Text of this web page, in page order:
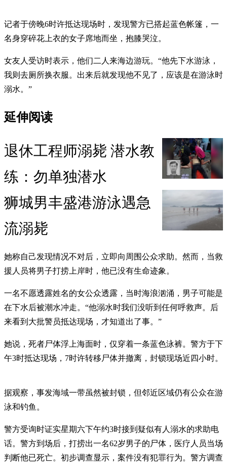
记者于傍晚6时许抵达现场时，发现警方已搭起蓝色帐篷，一
名身穿碎花上衣的女子席地而坐，抱膝哭泣。
女友人受访时表示，他们二人来海边游玩。“他先下水游泳，
我则去厕所换衣服。出来后就发现他不见了，应该是在游泳时
溺水。”
延伸阅读
退休工程师溺毙 潜水教
练：勿单独潜水
狮城男丰盛港游泳遇急
流溺毙
她称自己发现情况不对后，立即向周围公众求助。然而，当救
援人员将男子打捞上岸时，他已没有生命迹象。
一名不愿透露姓名的女公众透露，当时海浪汹涌，男子可能是
在下水后被潮水冲走。“他溺水时我们没听到任何呼救声。后
来看到大批警员抵达现场，才知道出了事。”
她说，死者尸体浮上海面时，仅穿着一条蓝色泳裤。警方于下
午3时抵达现场，7时许转移尸体并撤离，封锁现场近四小时。
据观察，事发海域一带虽然被封锁，但邻近区域仍有公众在游
泳和钓鱼。
警方受询时证实星期六下午约3时接到疑似有人溺水的求助电
话。警方到场后，打捞出一名62岁男子的尸体，医疗人员当场
判断他已死亡。初步调查显示，案件没有犯罪行为。警方调查